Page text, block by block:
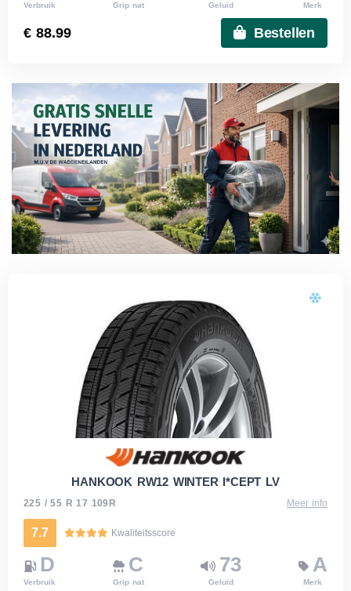
Verbruik Grip nat Geluid Merk
€ 88.99 Bestellen
HANKOOK RW12 WINTER I*CEPT LV
225 / 55 R 17 109R Meer info
7.7 Kwaliteitsscore
D
Verbruik
C
Grip nat
73
Geluid
A
Merk